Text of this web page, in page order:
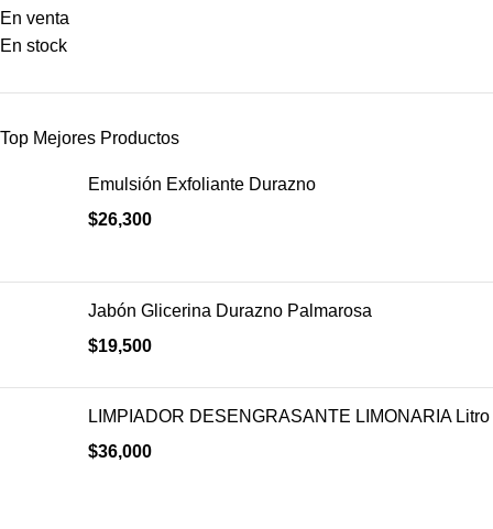
En venta
En stock
Top Mejores Productos
Emulsión Exfoliante Durazno
$26,300
Jabón Glicerina Durazno Palmarosa
$19,500
LIMPIADOR DESENGRASANTE LIMONARIA Litro
$36,000